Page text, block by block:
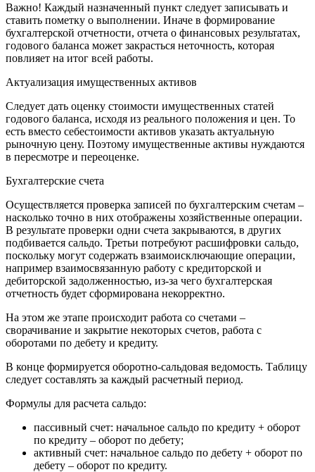
Важно! Каждый назначенный пункт следует записывать и
ставить пометку о выполнении. Иначе в формирование
бухгалтерской отчетности, отчета о финансовых результатах,
годового баланса может закрасться неточность, которая
повлияет на итог всей работы.
Актуализация имущественных активов
Следует дать оценку стоимости имущественных статей
годового баланса, исходя из реального положения и цен. То
есть вместо себестоимости активов указать актуальную
рыночную цену. Поэтому имущественные активы нуждаются
в пересмотре и переоценке.
Бухгалтерские счета
Осуществляется проверка записей по бухгалтерским счетам –
насколько точно в них отображены хозяйственные операции.
В результате проверки одни счета закрываются, в других
подбивается сальдо. Третьи потребуют расшифровки сальдо,
поскольку могут содержать взаимоисключающие операции,
например взаимосвязанную работу с кредиторской и
дебиторской задолженностью, из-за чего бухгалтерская
отчетность будет сформирована некорректно.
На этом же этапе происходит работа со счетами –
сворачивание и закрытие некоторых счетов, работа с
оборотами по дебету и кредиту.
В конце формируется оборотно-сальдовая ведомость. Таблицу
следует составлять за каждый расчетный период.
Формулы для расчета сальдо:
пассивный счет: начальное сальдо по кредиту + оборот
по кредиту – оборот по дебету;
активный счет: начальное сальдо по дебету + оборот по
дебету – оборот по кредиту.